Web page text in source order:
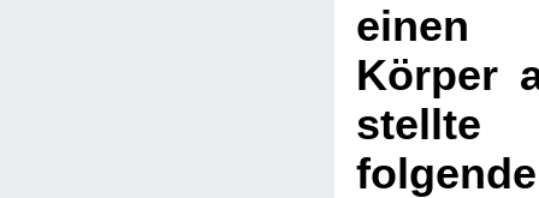
einen
Körper